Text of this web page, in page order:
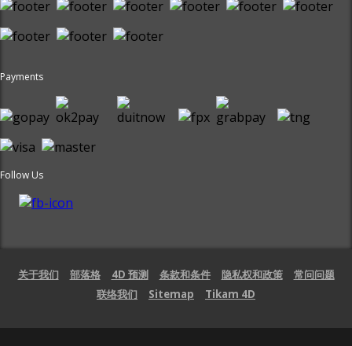
Payments
Follow Us
关于我们 部落格 4D 预测 条款和条件 隐私权和政策
常问问题
联络我们
Sitemap Tikam 4D